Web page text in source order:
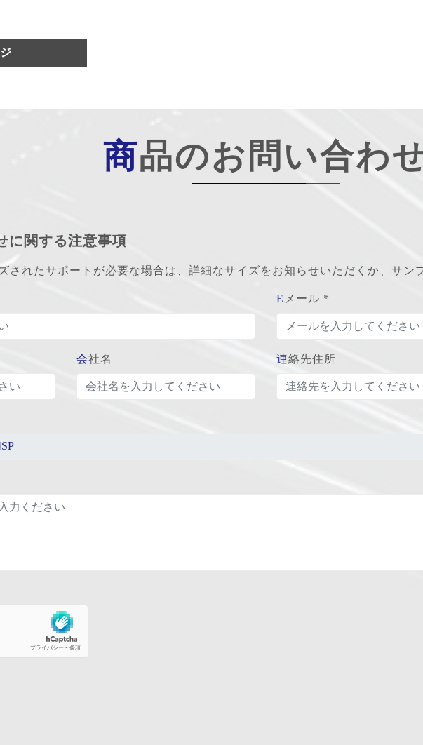
商品のお問い合わ
に関する注意事項
されたサポートが必要な場合は、詳細なサイズをお知らせいただくか、サン
Eメール *
会社名 連絡先住所